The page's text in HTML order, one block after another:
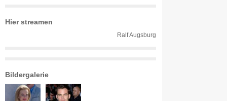
Hier streamen
Ralf Augsburg
Bildergalerie